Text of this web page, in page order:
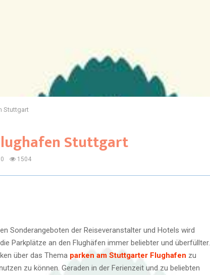
Stuttgart
Stuttgart
0 1504
Sonderangeboten der Reiseveranstalter und Hotels wird
Parkplätze an den Flughäfen immer beliebter und überfüllter.
über das Thema parken am Stuttgarter Flughafen zu
zu können. Geraden in der Ferienzeit und zu beliebten